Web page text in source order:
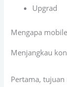
Upgrad
Mengapa
Menjangkau
Pertama, tujuan